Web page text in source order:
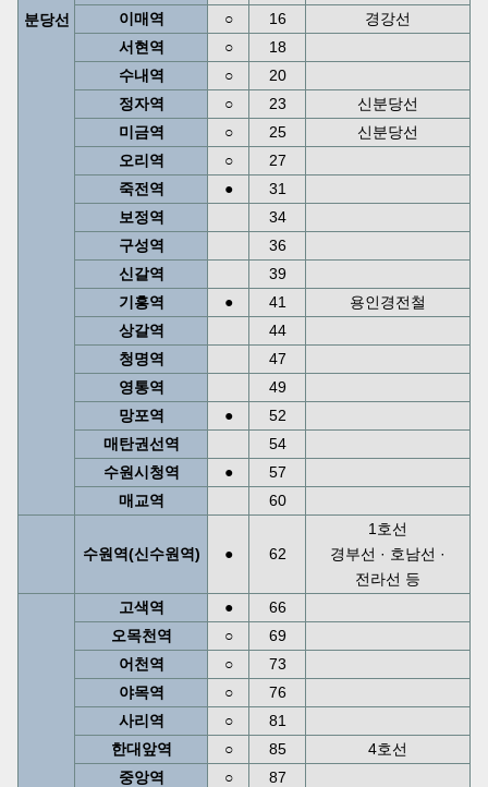
분당선 이매역 ○ 16
경강선
서현역
○
18
수내역
○
20
정자역
○ 23
신분당선
미금역
○ 25
신분당선
오리역
○
27
죽전역
●
31
보정역
34
구성역
36
신갈역
39
기흥역
● 41
용인경전철
상갈역
44
청명역
47
영통역
49
망포역
●
52
매탄권선역
54
수원시청역
●
57
매교역
60
수원역(신수원역) ● 62
1호선
경부선 · 호남선 ·
전라선 등
고색역 ●
66
오목천역
○
69
어천역
○
73
야목역
○
76
사리역
○
81
한대앞역
○ 85
4호선
중앙역
○
87